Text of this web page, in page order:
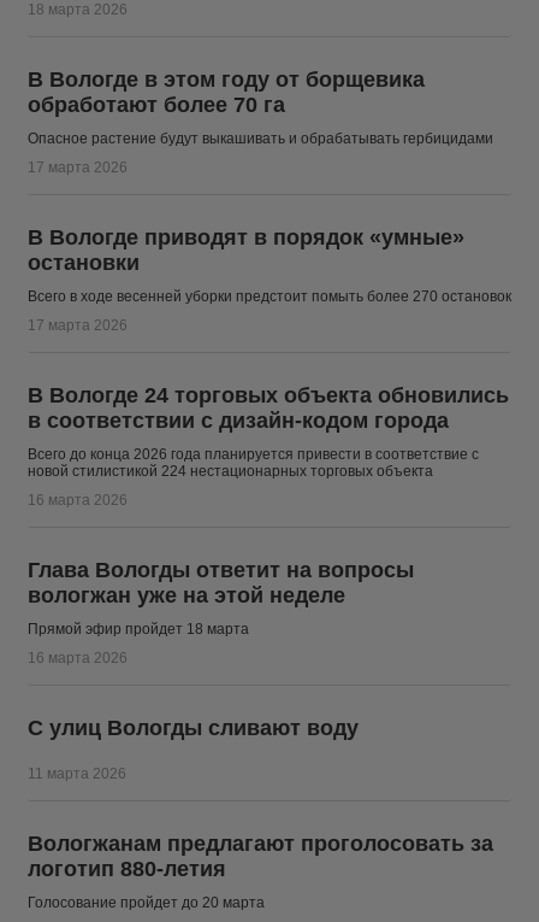
18 марта 2026
В Вологде в этом году от борщевика
обработают более 70 га
Опасное растение будут выкашивать и обрабатывать гербицидами
17 марта 2026
В Вологде приводят в порядок «умные»
остановки
Всего в ходе весенней уборки предстоит помыть более 270 остановок
17 марта 2026
В Вологде 24 торговых объекта обновились
в соответствии с дизайн-кодом города
Всего до конца 2026 года планируется привести в соответствие с
новой стилистикой 224 нестационарных торговых объекта
16 марта 2026
Глава Вологды ответит на вопросы
вологжан уже на этой неделе
Прямой эфир пройдет 18 марта
16 марта 2026
С улиц Вологды сливают воду
11 марта 2026
Вологжанам предлагают проголосовать за
логотип 880-летия
Голосование пройдет до 20 марта